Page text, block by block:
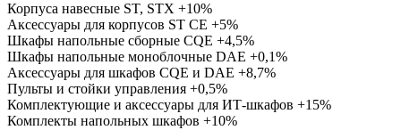
Корпуса навесные ST, STX +10%
Аксессуары для корпусов ST CE +5%
Шкафы напольные сборные CQE +4,5%
Шкафы напольные моноблочные DAE +0,1%
Аксессуары для шкафов CQE и DAE +8,7%
Пульты и стойки управления +0,5%
Комплектующие и аксессуары для ИТ-шкафов +15%
Комплекты напольных шкафов +10%